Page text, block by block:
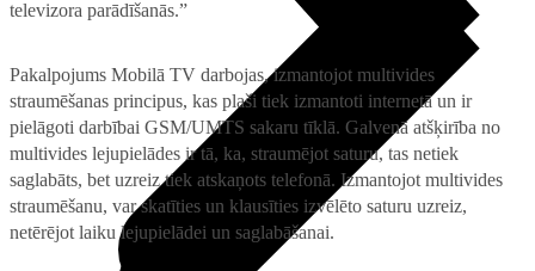
televizora parādīšanās.”
Pakalpojums Mobilā TV darbojas, izmantojot multivides
straumēšanas principus, kas plaši tiek izmantoti internetā un ir
pielāgoti darbībai GSM/UMTS sakaru tīklā. Galvenā atšķirība no
multivides lejupielādes ir tā, ka, straumējot saturu, tas netiek
saglabāts, bet uzreiz tiek atskaņots telefonā. Izmantojot multivides
straumēšanu, var skatīties un klausīties izvēlēto saturu uzreiz,
netērējot laiku lejupielādei un saglabāšanai.